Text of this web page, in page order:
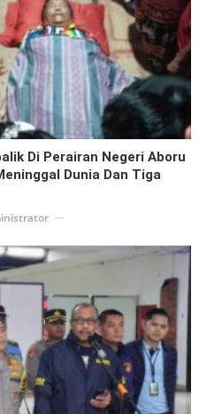
Di Perairan Negeri Aboru
Dunia Dan Tiga